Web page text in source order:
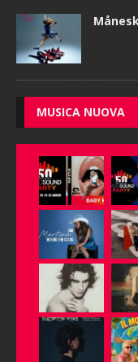
MUSICA NUOVA